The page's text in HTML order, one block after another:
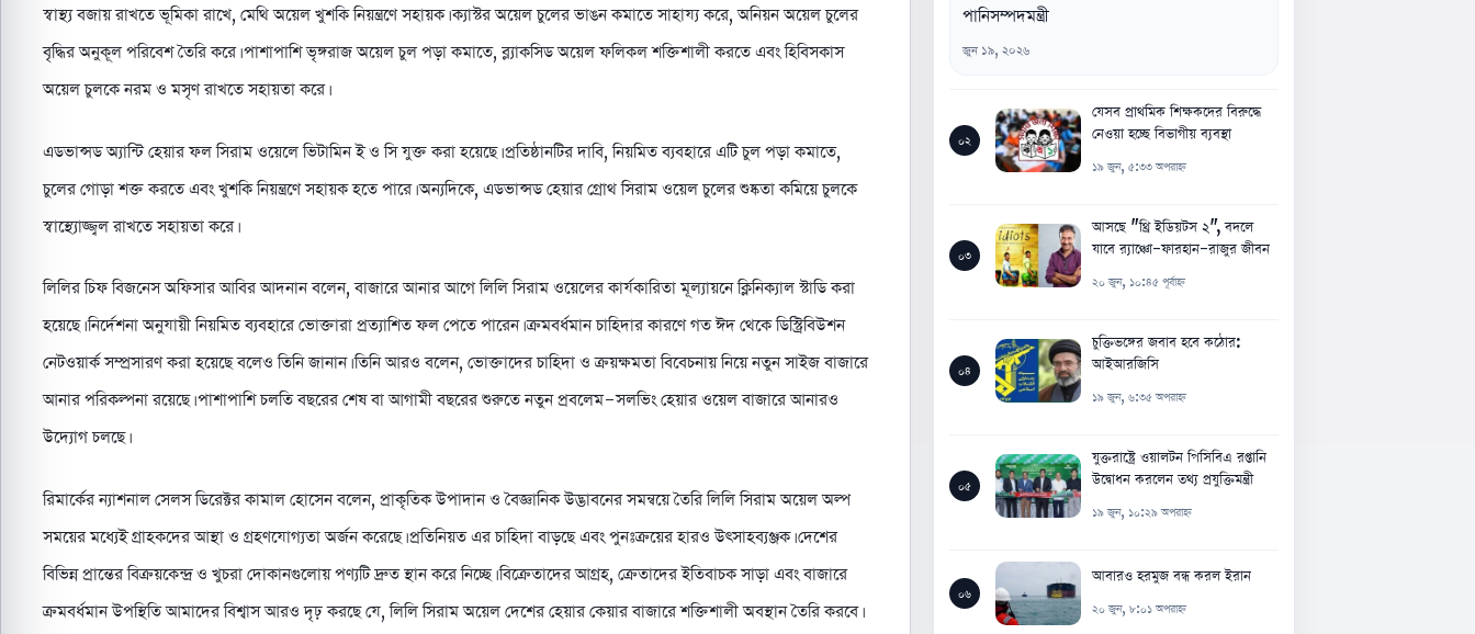
স্বাস্থ্য বজায় রাখতে ভূমিকা রাখে, মেথি অয়েল খুশকি নিয়ন্ত্রণে সহায়ক। ক্যাস্টর অয়েল চুলের ভাঙন কমাতে সাহায্য করে, অনিয়ন অয়েল চুলের
বৃদ্ধির অনুকূল পরিবেশ তৈরি করে। পাশাপাশি ভৃঙ্গরাজ অয়েল চুল পড়া কমাতে, ব্ল্যাকসিড অয়েল ফলিকল শক্তিশালী করতে এবং হিবিসকাস
অয়েল চুলকে নরম ও মসৃণ রাখতে সহায়তা করে।
এডভান্সড অ্যান্টি হেয়ার ফল সিরাম ওয়েলে ভিটামিন ই ও সি যুক্ত করা হয়েছে। প্রতিষ্ঠানটির দাবি, নিয়মিত ব্যবহারে এটি চুল পড়া কমাতে,
চুলের গোড়া শক্ত করতে এবং খুশকি নিয়ন্ত্রণে সহায়ক হতে পারে। অন্যদিকে, এডভান্সড হেয়ার গ্রোথ সিরাম ওয়েল চুলের শুষ্কতা কমিয়ে চুলকে
স্বাস্থ্যোজ্জ্বল রাখতে সহায়তা করে।
লিলির চিফ বিজনেস অফিসার আবির আদনান বলেন, বাজারে আনার আগে লিলি সিরাম ওয়েলের কার্যকারিতা মূল্যায়নে ক্লিনিক্যাল স্টাডি করা
হয়েছে। নির্দেশনা অনুযায়ী নিয়মিত ব্যবহারে ভোক্তারা প্রত্যাশিত ফল পেতে পারেন। ক্রমবর্ধমান চাহিদার কারণে গত ঈদ থেকে ডিস্ট্রিবিউশন
নেটওয়ার্ক সম্প্রসারণ করা হয়েছে বলেও তিনি জানান। তিনি আরও বলেন, ভোক্তাদের চাহিদা ও ক্রয়ক্ষমতা বিবেচনায় নিয়ে নতুন সাইজ বাজারে
আনার পরিকল্পনা রয়েছে। পাশাপাশি চলতি বছরের শেষ বা আগামী বছরের শুরুতে নতুন প্রবলেম-সলভিং হেয়ার ওয়েল বাজারে আনারও
উদ্যোগ চলছে।
রিমার্কের ন্যাশনাল সেলস ডিরেক্টর কামাল হোসেন বলেন, প্রাকৃতিক উপাদান ও বৈজ্ঞানিক উদ্ভাবনের সমন্বয়ে তৈরি লিলি সিরাম অয়েল অল্প
সময়ের মধ্যেই গ্রাহকদের আস্থা ও গ্রহণযোগ্যতা অর্জন করেছে। প্রতিনিয়ত এর চাহিদা বাড়ছে এবং পুনঃক্রয়ের হারও উৎসাহব্যঞ্জক। দেশের
বিভিন্ন প্রান্তের বিক্রয়কেন্দ্র ও খুচরা দোকানগুলোয় পণ্যটি দ্রুত স্থান করে নিচ্ছে। বিক্রেতাদের আগ্রহ, ক্রেতাদের ইতিবাচক সাড়া এবং বাজারে
ক্রমবর্ধমান উপস্থিতি আমাদের বিশ্বাস আরও দৃঢ় করছে যে, লিলি সিরাম অয়েল দেশের হেয়ার কেয়ার বাজারে শক্তিশালী অবস্থান তৈরি করবে।
পানিসম্পদমন্ত্রী
জুন ১৯, ২০২৬
০২
যেসব প্রাথমিক শিক্ষকদের বিরুদ্ধে
নেওয়া হচ্ছে বিভাগীয় ব্যবস্থা
১৯ জুন, ৫:৩৩ অপরাহ্ন
০৩
আসছে "থ্রি ইডিয়টস ২", বদলে
যাবে র‍্যাঞ্চো-ফারহান-রাজুর জীবন
২০ জুন, ১০:৪৫ পূর্বাহ্ন
০৪
চুক্তিভঙ্গের জবাব হবে কঠোর:
আইআরজিসি
১৯ জুন, ৬:৩৫ অপরাহ্ন
০৫
যুক্তরাষ্ট্রে ওয়ালটন পিসিবিএ রপ্তানি
উদ্বোধন করলেন তথ্য প্রযুক্তিমন্ত্রী
১৯ জুন, ১০:২৯ অপরাহ্ন
০৬
আবারও হরমুজ বন্ধ করল ইরান
২০ জুন, ৮:০১ অপরাহ্ন